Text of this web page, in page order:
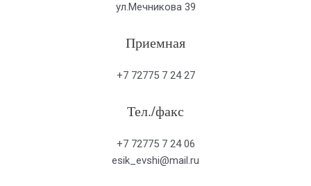
ул.Мечникова 39
Приемная
+7 72775 7 24 27
Тел./факс
+7 72775 7 24 06
esik_evshi@mail.ru